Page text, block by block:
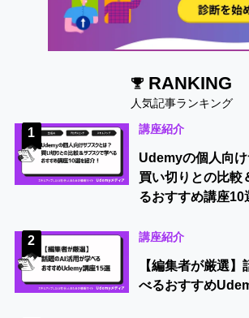
RANKING
人気記事ランキング
1 講座紹介
Udemyの個人向
買い切りとの比較
るおすすめ講座10
2 講座紹介
【編集者が厳選
べるおすすめ